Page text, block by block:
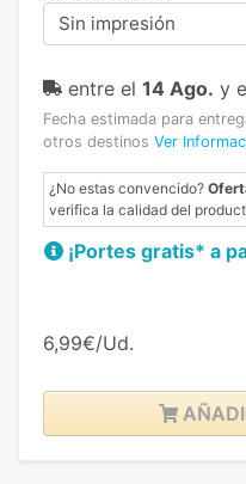
Sin impresión
entre el 14 Ago. y
Fecha estimada para
otros destinos Ver
¿No estas convencido?
verifica la calidad del
¡Portes gratis* a
6,99€/Ud.